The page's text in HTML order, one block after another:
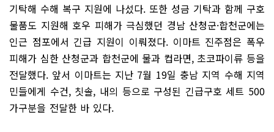
기탁해 수해 복구 지원에 나섰다. 또한 성금 기탁과 함께 구호
물품도 지원해 호우 피해가 극심했던 경남 산청군·합천군에는
인근 점포에서 긴급 지원이 이뤄졌다. 이마트 진주점은 폭우
피해가 심한 산청군과 합천군에 물과 컵라면, 초코파이류 등을
전달했다. 앞서 이마트는 지난 7월 19일 충남 지역 수해 지역
민들에게 수건, 칫솔, 내의 등으로 구성된 긴급구호 세트 500
가구분을 전달한 바 있다.